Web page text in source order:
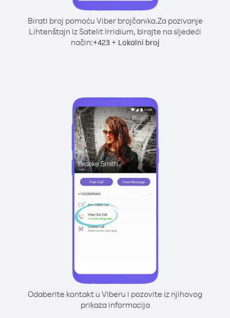
Birati broj pomoću Viber brojčanika.Za pozivanje
Lihtenštajn iz Satelit Irridium, birajte na sljedeći
način:+423+ Lokalni broj
Odaberite kontakt u Viberu i pozovite iz njihovog
prikaza informacija